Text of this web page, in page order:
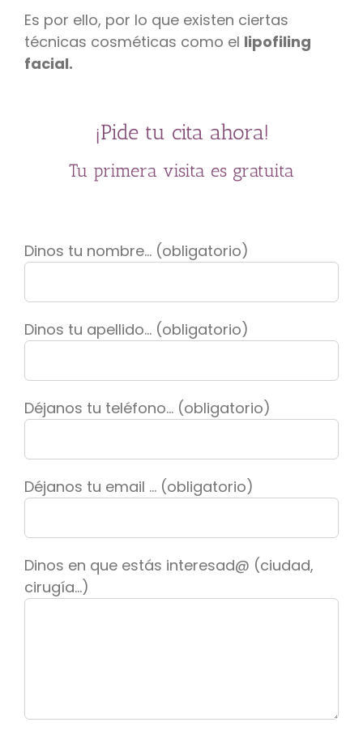
Es por ello, por lo que existen ciertas
técnicas cosméticas como el lipofiling
facial.
¡Pide tu cita ahora!
Tu primera visita es gratuita
Dinos tu nombre... (obligatorio)
Dinos tu apellido... (obligatorio)
Déjanos tu teléfono... (obligatorio)
Déjanos tu email ... (obligatorio)
Dinos en que estás interesad@ (ciudad,
cirugía...)